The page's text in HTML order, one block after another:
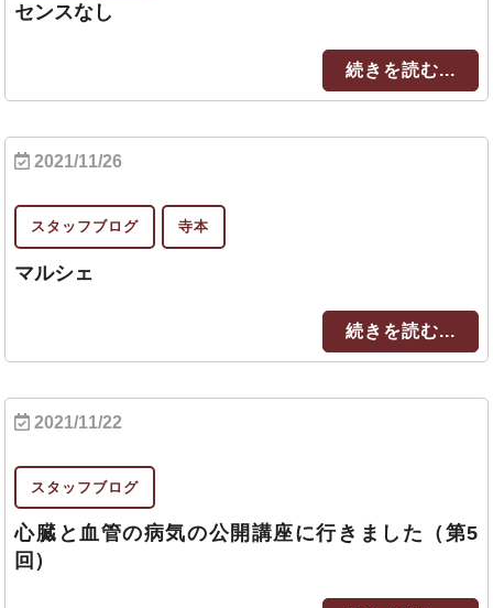
センスなし
続きを読む...
2021/11/26
スタッフブログ 寺本
マルシェ
続きを読む...
2021/11/22
スタッフブログ
心臓と血管の病気の公開講座に行きました（第5
回）